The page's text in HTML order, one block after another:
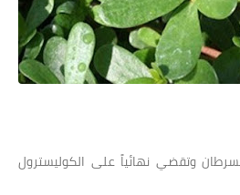
وتقضي نهائياً على الكوليسترول